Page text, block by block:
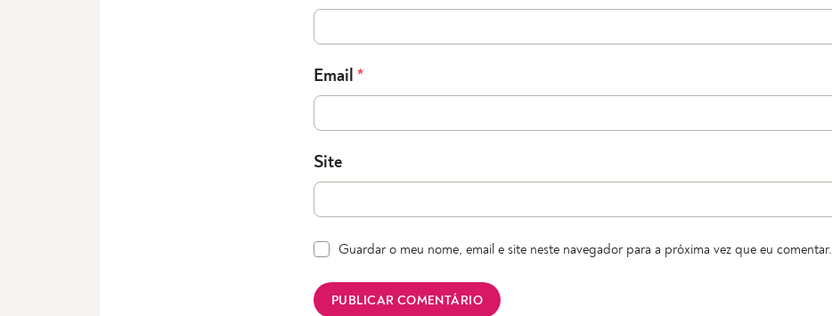
Email *
Site
Guardar o meu nome, email e site neste navegador para a próxima vez que eu comentar.